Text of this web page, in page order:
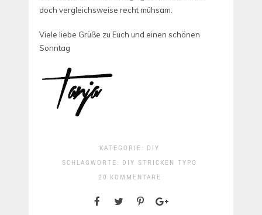
doch vergleichsweise recht mühsam.
Viele liebe Grüße zu Euch und einen schönen
Sonntag
KATEGORIE: DIY
SCHLAGWORTE: DIY STRICKEN TYPO
20 KOMMENTARE